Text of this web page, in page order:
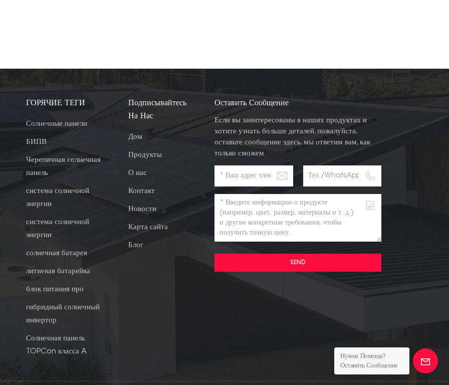
ГОРЯЧИЕ ТЕГИ
Солнечные панели
БИПВ
Черепичная солнечная
панель
система солнечной
энергии
система солнечной
энергии
солнечная батарея
литиевая батарейка
блок питания про
гибридный солнечный
инвертор
Солнечная панель
TOPCon класса A
Подписывайтесь
На Нас
Дом
Продукты
О нас
Контакт
Новости
Карта сайта
Блог
Оставить Сообщение
Если вы заинтересованы в наших продуктах и
хотите узнать больше деталей, пожалуйста,
оставьте сообщение здесь, мы ответим вам, как
только сможем.
SEND
Нужна Помощь?
Оставить Сообщение